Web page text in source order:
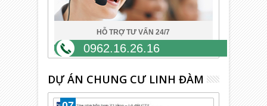
HỖ TRỢ TƯ VẤN 24/7
0962.16.26.16
DỰ ÁN CHUNG CƯ LINH ĐÀM